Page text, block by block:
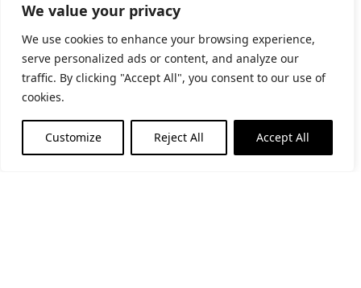
We value your privacy
We use cookies to enhance your browsing experience,
serve personalized ads or content, and analyze our
traffic. By clicking "Accept All", you consent to our use of
cookies.
Customize Reject All Accept All
Subscriu-te al butlletí
He llegit i accepto lapolitica de privacitat
Financiat per la Unió Europea - NextGenerationEU